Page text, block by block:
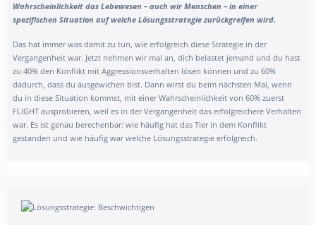
Wahrscheinlichkeit das Lebewesen – auch wir Menschen – in einer
spezifischen Situation auf welche Lösungsstrategie zurückgreifen wird.
Das hat immer was damit zu tun, wie erfolgreich diese Strategie in der
Vergangenheit war. Jetzt nehmen wir mal an, dich belastet jemand und du hast
zu 40% den Konflikt mit Aggressionsverhalten lösen können und zu 60%
dadurch, dass du ausgewichen bist. Dann wirst du beim nächsten Mal, wenn
du in diese Situation kommst, mit einer Wahrscheinlichkeit von 60% zuerst
FLIGHT ausprobieren, weil es in der Vergangenheit das erfolgreichere Verhalten
war. Es ist genau berechenbar: wie häufig hat das Tier in dem Konflikt
gestanden und wie häufig war welche Lösungsstrategie erfolgreich.